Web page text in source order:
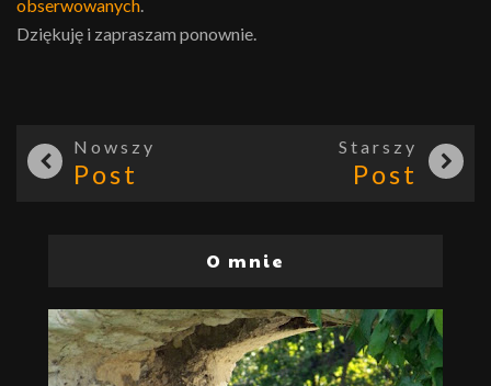
obserwowanych.
Dziękuję i zapraszam ponownie.
Nowszy
Post
Starszy
Post
O mnie